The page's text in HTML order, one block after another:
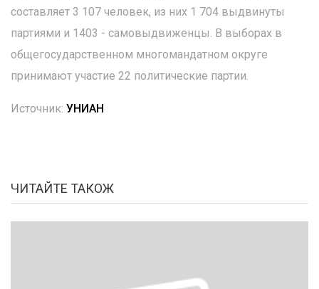
составляет 3 107 человек, из них 1 704 выдвинуты
партиями и 1403 - самовыдвиженцы. В выборах в
общегосударственном многомандатном округе
принимают участие 22 политические партии.
Источник: УНИАН
ЧИТАЙТЕ ТАКОЖ